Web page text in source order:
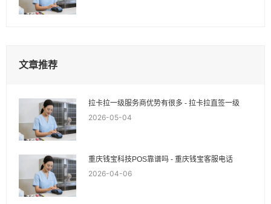
文章推荐
拉卡拉一级服务商优势有很多 - 拉卡拉直签一级
2026-05-04
重庆钱宝科技POS靠谱吗 - 重庆钱宝客服电话
2026-04-06